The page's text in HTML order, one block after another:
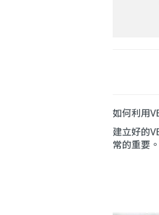
如何利用
建立好的
常的重要。